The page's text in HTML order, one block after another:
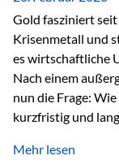
Gold fasziniert
Krisenmetall und
es wirtschaftliche
Nach einem
nun die Frage:
kurzfristig und
Dynamik in das
Mehr lesen